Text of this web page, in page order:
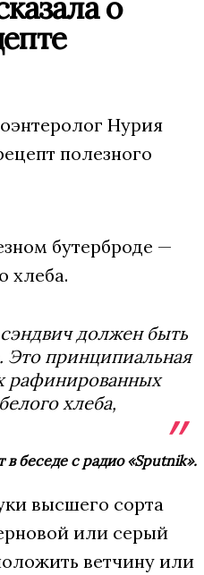
Нурия
полезного
бутерброде —
хлеба.
должен быть
принципиальная
рафинированных
хлеба,
беседе с радио «Sputnik».
высшего сорта
или серый
ветчину или